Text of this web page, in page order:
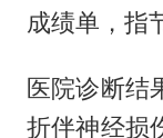
成绩单，指
医院诊断结
折伴神经损